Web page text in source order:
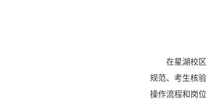
在星湖校
规范、考生核
操作流程和岗